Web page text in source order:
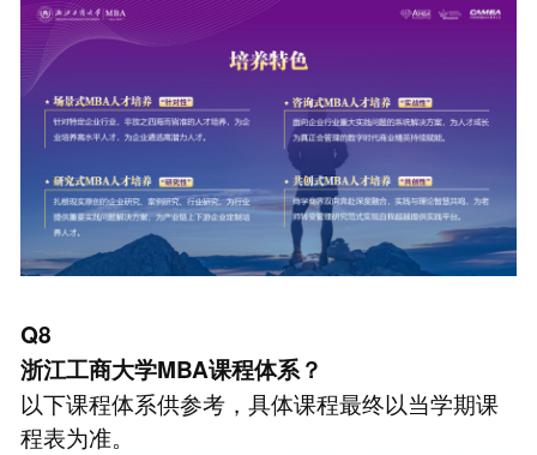
Q8
浙江工商大学MBA课程体系？
以下课程体系供参考，具体课程最终以当学期课
程表为准。